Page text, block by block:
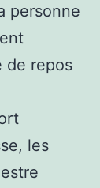
personne
de repos
les